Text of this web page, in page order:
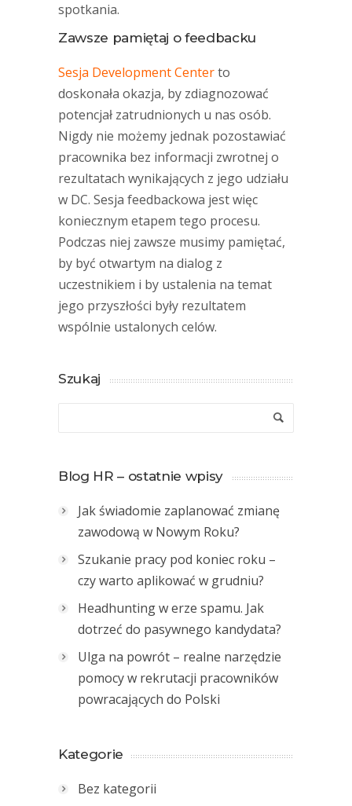
spotkania.
Zawsze pamiętaj o feedbacku
Sesja Development Centerto
doskonała okazja, by zdiagnozować
potencjał zatrudnionych u nas osób.
Nigdy nie możemy jednak pozostawiać
pracownika bez informacji zwrotnej o
rezultatach wynikających z jego udziału
w DC. Sesja feedbackowa jest więc
koniecznym etapem tego procesu.
Podczas niej zawsze musimy pamiętać,
by być otwartym na dialog z
uczestnikiem i by ustalenia na temat
jego przyszłości były rezultatem
wspólnie ustalonych celów.
Szukaj
Blog HR – ostatnie wpisy
Jak świadomie zaplanować zmianę
zawodową w Nowym Roku?
Szukanie pracy pod koniec roku –
czy warto aplikować w grudniu?
Headhunting w erze spamu. Jak
dotrzeć do pasywnego kandydata?
Ulga na powrót – realne narzędzie
pomocy w rekrutacji pracowników
powracających do Polski
Kategorie
Bez kategorii